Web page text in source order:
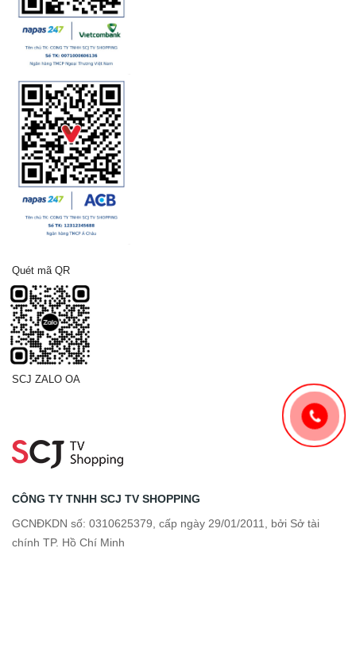
Quét mã QR
SCJ ZALO OA
CÔNG TY TNHH SCJ TV SHOPPING
GCNĐKDN số: 0310625379, cấp ngày 29/01/2011, bởi Sở tài
chính TP. Hồ Chí Minh